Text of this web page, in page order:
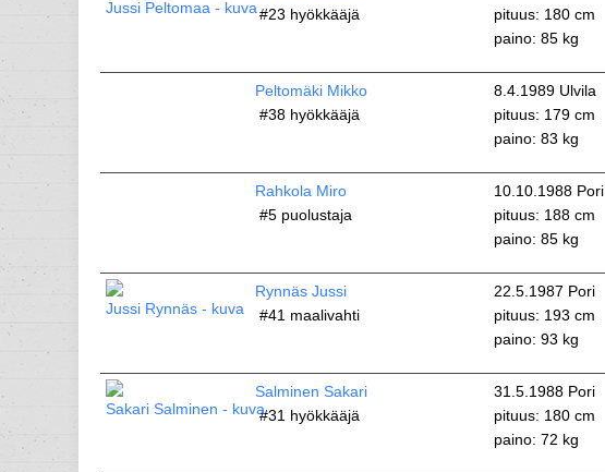
#23 hyökkääjä
pituus: 180 cm
paino: 85 kg
Peltomäki Mikko
#38hyökkääjä
8.4.1989 Ulvila
pituus: 179 cm
paino: 83 kg
Rahkola Miro
#5puolustaja
10.10.1988 Pori
pituus: 188 cm
paino: 85 kg
Rynnäs Jussi
#41 maalivahti
22.5.1987 Pori
pituus: 193 cm
paino: 93 kg
Salminen Sakari
#31 hyökkääjä
31.5.1988 Pori
pituus: 180 cm
paino: 72 kg